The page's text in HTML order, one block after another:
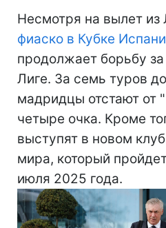
Несмотря на вылет из
фиаско в Кубке
продолжает борьбу
Лиге. За семь туров
мадридцы отстают от
четыре очка. Кроме
выступят в новом
мира, который
июля 2025 года.